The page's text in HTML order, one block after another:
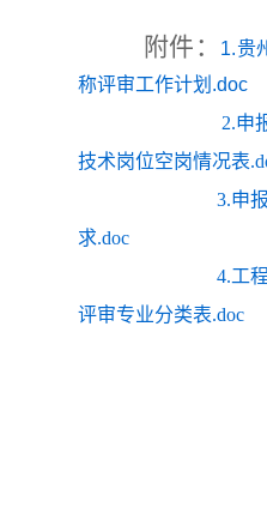
附件 ：
1.贵
称评审工作计划.doc
2.申
技术岗位空岗情况表
3.申
求.doc
4.工
评审专业分类表.doc